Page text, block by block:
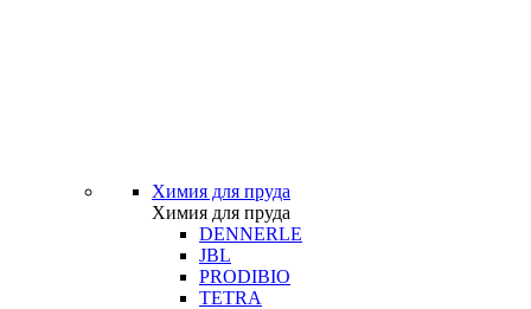
Химия для пруда
Химия для пруда
DENNERLE
JBL
PRODIBIO
TETRA